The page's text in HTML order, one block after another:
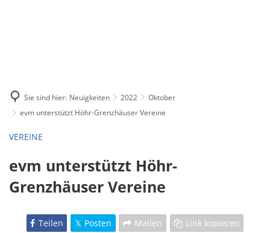
Sie sind hier: Neuigkeiten 2022
Oktober
evm unterstützt Höhr-Grenzhäuser Vereine
VEREINE
evm unterstützt Höhr-
Grenzhäuser Vereine
Teilen Posten Mailen Link kopieren